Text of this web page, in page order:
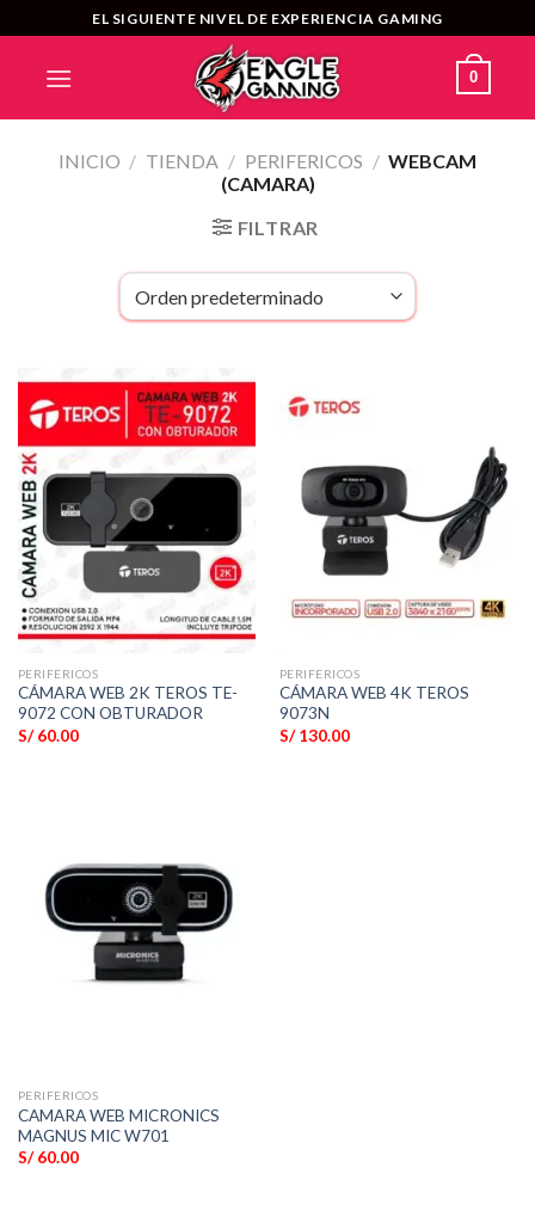
al
contenido
EL SIGUIENTE NIVEL DE EXPERIENCIA GAMING
0
INICIO / TIENDA / PERIFERICOS / WEBCAM
(CAMARA)
FILTRAR
PERIFERICOS
CÁMARA WEB 2K TEROS TE-
9072 CON OBTURADOR
S/60.00
PERIFERICOS
CÁMARA WEB 4K TEROS
9073N
S/130.00
PERIFERICOS
CAMARA WEB MICRONICS
MAGNUS MIC W701
S/60.00